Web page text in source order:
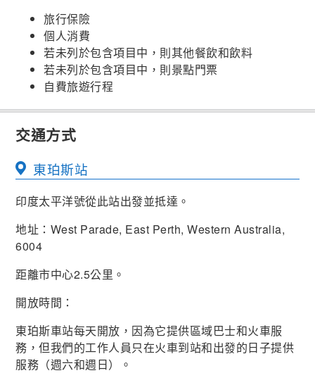
旅行保險
個人消費
若未列於包含項目中，則其他餐飲和飲料
若未列於包含項目中，則景點門票
自費旅遊行程
交通方式
東珀斯站
印度太平洋號從此站出發並抵達。
地址：West Parade, East Perth, Western Australia,
6004
距離市中心2.5公里。
開放時間：
東珀斯車站每天開放，因為它提供區域巴士和火車服
務，但我們的工作人員只在火車到站和出發的日子提供
服務（週六和週日）。